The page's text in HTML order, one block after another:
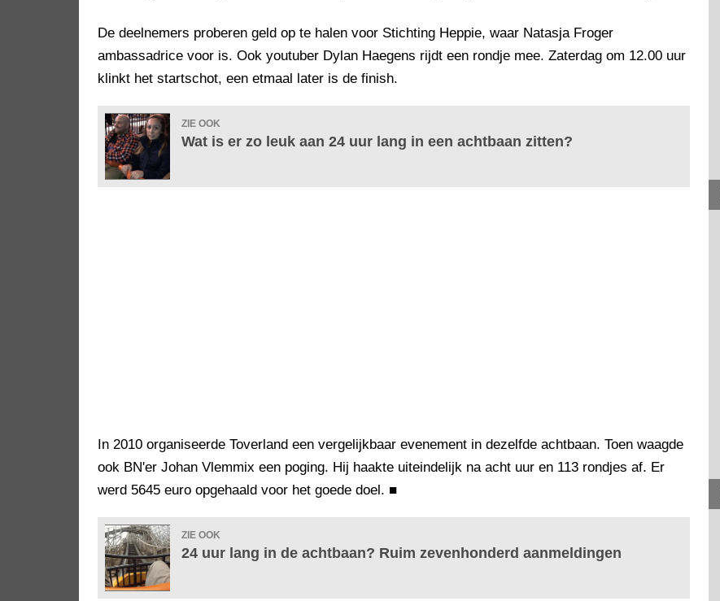
De deelnemers proberen geld op te halen voor Stichting Heppie, waar Natasja Froger
ambassadrice voor is. Ook youtuber Dylan Haegens rijdt een rondje mee. Zaterdag om 12.00 uur
klinkt het startschot, een etmaal later is de finish.
ZIE OOK
Wat is er zo leuk aan 24 uur lang in een achtbaan zitten?
In 2010 organiseerde Toverland een vergelijkbaar evenement in dezelfde achtbaan. Toen waagde
ook BN'er Johan Vlemmix een poging. Hij haakte uiteindelijk na acht uur en 113 rondjes af. Er
werd 5645 euro opgehaald voor het goede doel. ■
ZIE OOK
24 uur lang in de achtbaan? Ruim zevenhonderd aanmeldingen